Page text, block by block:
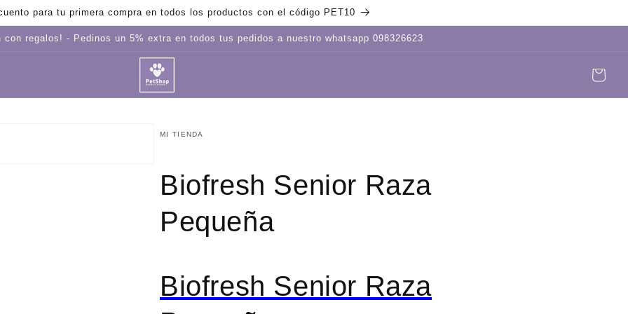
para tu primera compra en todos los productos con el código PET10
con regalos! - Pedinos un 5% extra en todos tus pedidos a nuestro whatsapp 098326623
Iniciar
Carrito
MI TIENDA
Biofresh Senior Raza
Pequeña
Biofresh Senior Raza